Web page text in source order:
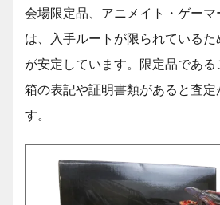
会場限定品、アニメイト・ゲー
は、入手ルートが限られている
が安定しています。限定品であ
箱の表記や証明書類があると査
す。